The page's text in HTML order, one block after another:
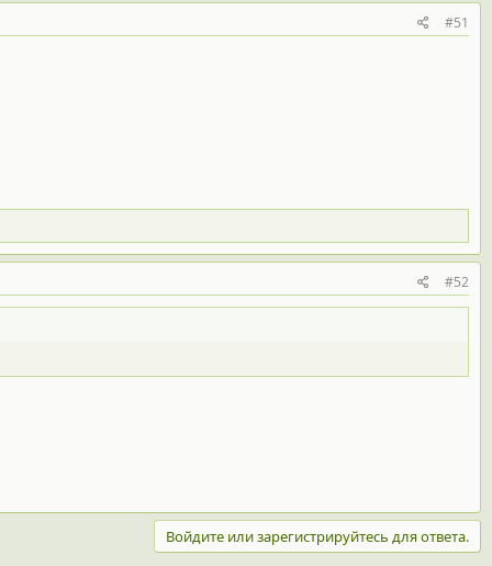
#51
#52
Войдите или зарегистрируйтесь для ответа.